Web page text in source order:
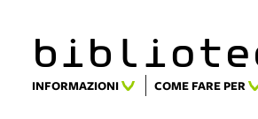
INFORMAZIONI COME FARE PER